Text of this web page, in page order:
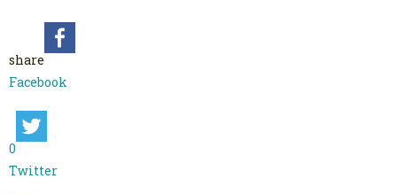
share
Facebook
0
Twitter